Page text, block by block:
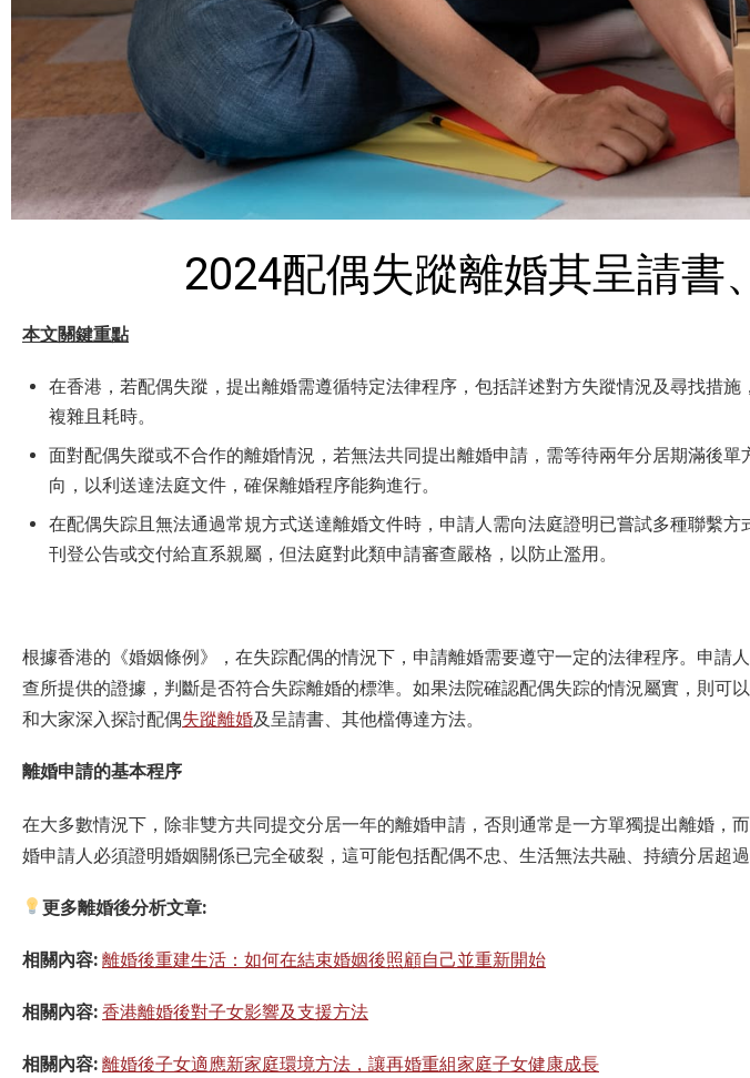
2024配偶失蹤離婚其呈請書
本文關鍵重點
在香港，若配偶失蹤，提出離婚需遵循特定法律程序，包括詳述對方失蹤情況及尋找措
複雜且耗時。
面對配偶失蹤或不合作的離婚情況，若無法共同提出離婚申請，需等待兩年分居期滿後
向，以利送達法庭文件，確保離婚程序能夠進行。
在配偶失踪且無法通過常規方式送達離婚文件時，申請人需向法庭證明已嘗試多種聯繫
刊登公告或交付給直系親屬，但法庭對此類申請審查嚴格，以防止濫用。
根據香港的《婚姻條例》，在失踪配偶的情況下，申請離婚需要遵守一定的法律程序。申請
查所提供的證據，判斷是否符合失踪離婚的標準。如果法院確認配偶失踪的情況屬實，則可
和大家深入探討配偶失蹤離婚及呈請書、其他檔傳達方法。
離婚申請的基本程序
在大多數情況下，除非雙方共同提交分居一年的離婚申請，否則通常是一方單獨提出離婚，
婚申請人必須證明婚姻關係已完全破裂，這可能包括配偶不忠、生活無法共融、持續分居超
更多離婚後分析文章:
相關內容: 離婚後重建生活：如何在結束婚姻後照顧自己並重新開始
相關內容: 香港離婚後對子女影響及支援方法
相關內容: 離婚後子女適應新家庭環境方法，讓再婚重組家庭子女健康成長